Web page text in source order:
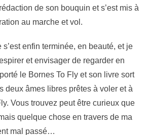
de son bouquin et s’est mis à
au marche et vol.
s’est enfin terminée, en beauté, et je
et envisager de regarder en
le Bornes To Fly et son livre sort
deux âmes libres prêtes à voler et à
Vous trouvez peut être curieux que
quelque chose en travers de ma
mal passé…